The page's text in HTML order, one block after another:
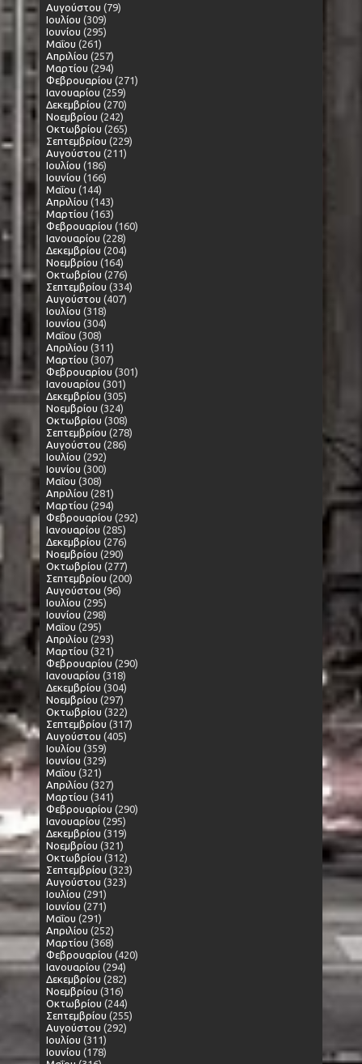
Αυγούστου (79)
Ιουλίου (309)
Ιουνίου (295)
Μαΐου (261)
Απριλίου (257)
Μαρτίου (294)
Φεβρουαρίου (271)
Ιανουαρίου (259)
Δεκεμβρίου (270)
Νοεμβρίου (242)
Οκτωβρίου (265)
Σεπτεμβρίου (229)
Αυγούστου (211)
Ιουλίου (186)
Ιουνίου (166)
Μαΐου (144)
Απριλίου (143)
Μαρτίου (163)
Φεβρουαρίου (160)
Ιανουαρίου (228)
Δεκεμβρίου (204)
Νοεμβρίου (164)
Οκτωβρίου (276)
Σεπτεμβρίου (334)
Αυγούστου (407)
Ιουλίου (318)
Ιουνίου (304)
Μαΐου (308)
Απριλίου (311)
Μαρτίου (307)
Φεβρουαρίου (301)
Ιανουαρίου (301)
Δεκεμβρίου (305)
Νοεμβρίου (324)
Οκτωβρίου (308)
Σεπτεμβρίου (278)
Αυγούστου (286)
Ιουλίου (292)
Ιουνίου (300)
Μαΐου (308)
Απριλίου (281)
Μαρτίου (294)
Φεβρουαρίου (292)
Ιανουαρίου (285)
Δεκεμβρίου (276)
Νοεμβρίου (290)
Οκτωβρίου (277)
Σεπτεμβρίου (200)
Αυγούστου (96)
Ιουλίου (295)
Ιουνίου (298)
Μαΐου (295)
Απριλίου (293)
Μαρτίου (321)
Φεβρουαρίου (290)
Ιανουαρίου (318)
Δεκεμβρίου (304)
Νοεμβρίου (297)
Οκτωβρίου (322)
Σεπτεμβρίου (317)
Αυγούστου (405)
Ιουλίου (359)
Ιουνίου (329)
Μαΐου (321)
Απριλίου (327)
Μαρτίου (341)
Φεβρουαρίου (290)
Ιανουαρίου (295)
Δεκεμβρίου (319)
Νοεμβρίου (321)
Οκτωβρίου (312)
Σεπτεμβρίου (323)
Αυγούστου (323)
Ιουλίου (291)
Ιουνίου (271)
Μαΐου (291)
Απριλίου (252)
Μαρτίου (368)
Φεβρουαρίου (420)
Ιανουαρίου (294)
Δεκεμβρίου (282)
Νοεμβρίου (316)
Οκτωβρίου (244)
Σεπτεμβρίου (255)
Αυγούστου (292)
Ιουλίου (311)
Ιουνίου (178)